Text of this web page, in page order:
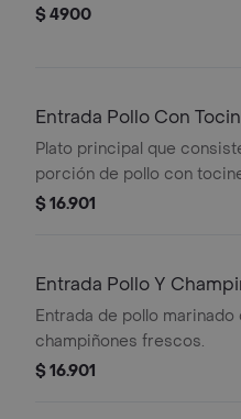
$ 4900
Entrada Pollo Con
Panes
Plato principal que
porción de pollo con
como entrada o plato
$ 16.901
Entrada Pollo Y
Entrada de pollo marinado
champiñones frescos.
$ 16.901